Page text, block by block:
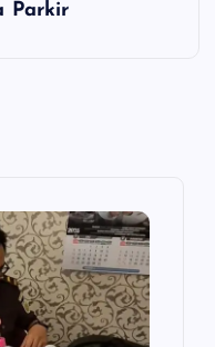
Parkir